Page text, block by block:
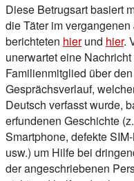
Diese Betrugsart basiert
die Täter im
berichteten hierund hier.
unerwartet eine
Familienmitglied über
Gesprächsverlauf,
Deutsch verfasst wurde,
erfundenen Geschichte
Smartphone, defekte
usw.) um Hilfe bei
der angeschriebenen